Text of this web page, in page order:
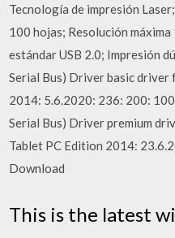
Tecnología de impresión
100 hojas; Resolución
estándar USB 2.0; Impresión
Serial Bus) Driver basic
2014: 5.6.2020: 236: 200:
Serial Bus) Driver premium
Tablet PC Edition 2014:
Download
This is the latest